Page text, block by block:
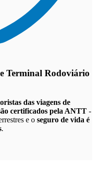
Terminal Rodoviário
das viagens de
certificados pela ANTT -
e o seguro de vida é
.